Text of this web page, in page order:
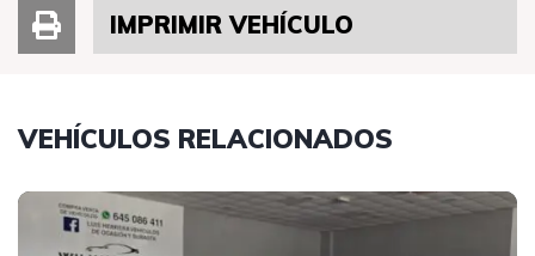
IMPRIMIR VEHÍCULO
VEHÍCULOS RELACIONADOS